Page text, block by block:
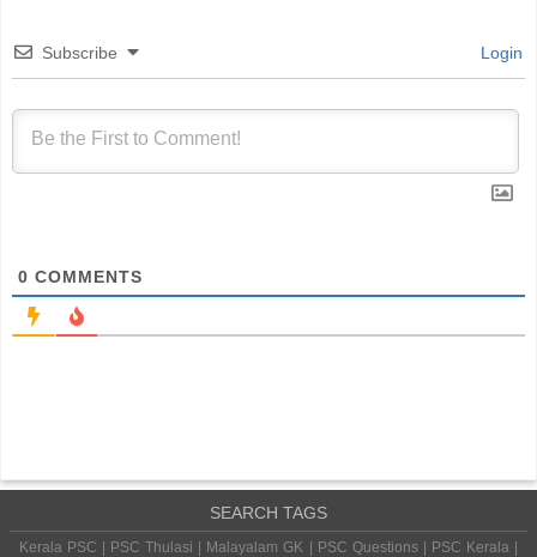
Subscribe Login
0 COMMENTS
SEARCH TAGS
Kerala PSC | PSC Thulasi | Malayalam GK | PSC Questions | PSC Kerala |